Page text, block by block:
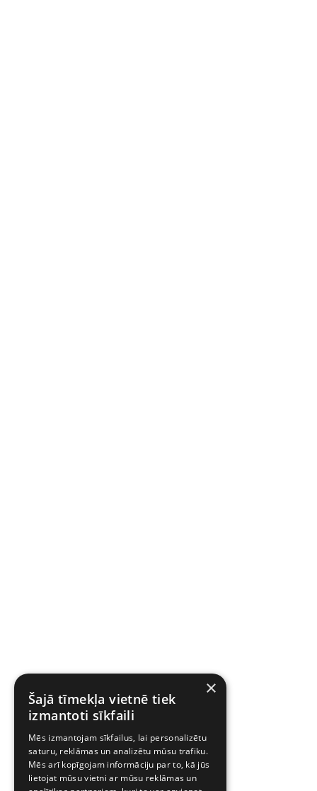
×
Šajā tīmekļa vietnē tiek
izmantoti sīkfaili
Mēs izmantojam sīkfailus, lai personalizētu
saturu, reklāmas un analizētu mūsu trafiku.
Mēs arī kopīgojam informāciju par to, kā jūs
lietojat mūsu vietni ar mūsu reklāmas un